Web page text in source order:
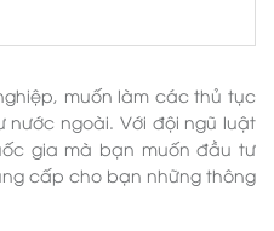
muốn làm các thủ tục
ngoài. Với đội ngũ luật
gia mà bạn muốn đầu tư
cấp cho bạn những thông